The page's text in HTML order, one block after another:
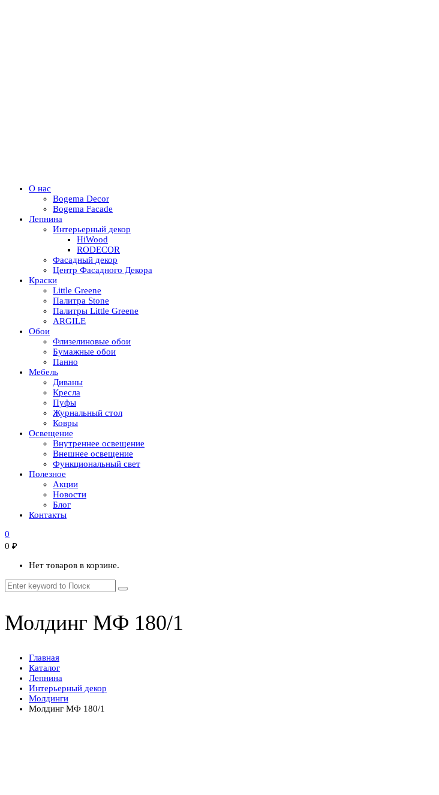
О нас
Bogema Decor
Bogema Facade
Лепнина
Интерьерный декор
HiWood
RODECOR
Фасадный декор
Центр Фасадного Декора
Краски
Little Greene
Палитра Stone
Палитры Little Greene
ARGILE
Обои
Флизелиновые обои
Бумажные обои
Панно
Мебель
Диваны
Кресла
Пуфы
Журнальный стол
Ковры
Освещение
Внутреннее освещение
Внешнее освещение
Функциональный свет
Полезное
Акции
Новости
Блог
Контакты
0
0 ₽
Нет товаров в корзине.
Молдинг МФ 180/1
Главная
Каталог
Лепнина
Интерьерный декор
Молдинги
Молдинг МФ 180/1